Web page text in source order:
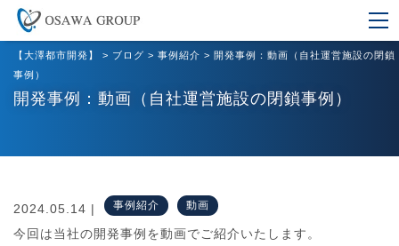
開発事例：動画（自社運営施設の閉鎖事例）
【大澤都市開発】 > ブログ > 事例紹介 > 開発事例：動画（自社運営施設の閉鎖
事例）
2024.05.14 | 事例紹介 動画
今回は当社の開発事例を動画でご紹介いたします。